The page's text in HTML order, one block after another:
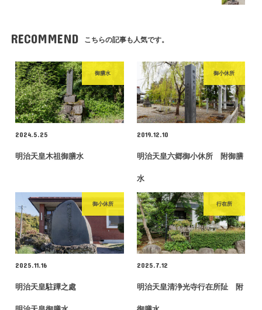
RECOMMEND こちらの記事も人気です。
御膳水
2024.5.25
明治天皇木祖御膳水
御小休所
2019.12.10
明治天皇六郷御小休所 附御膳
水
御小休所
2025.11.16
明治天皇駐蹕之處
行在所
2025.7.12
明治天皇清浄光寺行在所阯 附